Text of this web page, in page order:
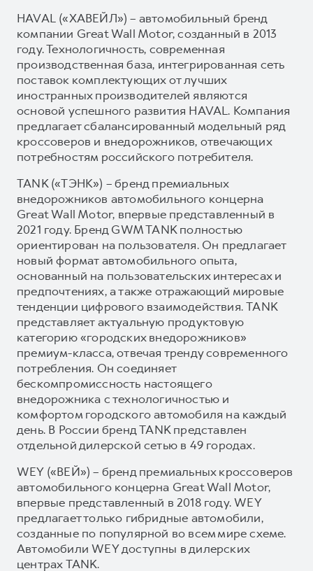
HAVAL («ХАВЕЙЛ») – автомобильный бренд
компании Great Wall Motor, созданный в 2013
году. Технологичность, современная
производственная база, интегрированная сеть
поставок комплектующих от лучших
иностранных производителей являются
основой успешного развития HAVAL. Компания
предлагает сбалансированный модельный ряд
кроссоверов и внедорожников, отвечающих
потребностям российского потребителя.
TANK («ТЭНК») – бренд премиальных
внедорожников автомобильного концерна
Great Wall Motor, впервые представленный в
2021 году. Бренд GWM TANK полностью
ориентирован на пользователя. Он предлагает
новый формат автомобильного опыта,
основанный на пользовательских интересах и
предпочтениях, а также отражающий мировые
тенденции цифрового взаимодействия. TANK
представляет актуальную продуктовую
категорию «городских внедорожников»
премиум-класса, отвечая тренду современного
потребления. Он соединяет
бескомпромиссность настоящего
внедорожника с технологичностью и
комфортом городского автомобиля на каждый
день. В России бренд TANK представлен
отдельной дилерской сетью в 49 городах.
WEY («ВЕЙ») – бренд премиальных кроссоверов
автомобильного концерна Great Wall Motor,
впервые представленный в 2018 году. WEY
предлагает только гибридные автомобили,
созданные по популярной во всем мире схеме.
Автомобили WEY доступны в дилерских
центрах TANK.